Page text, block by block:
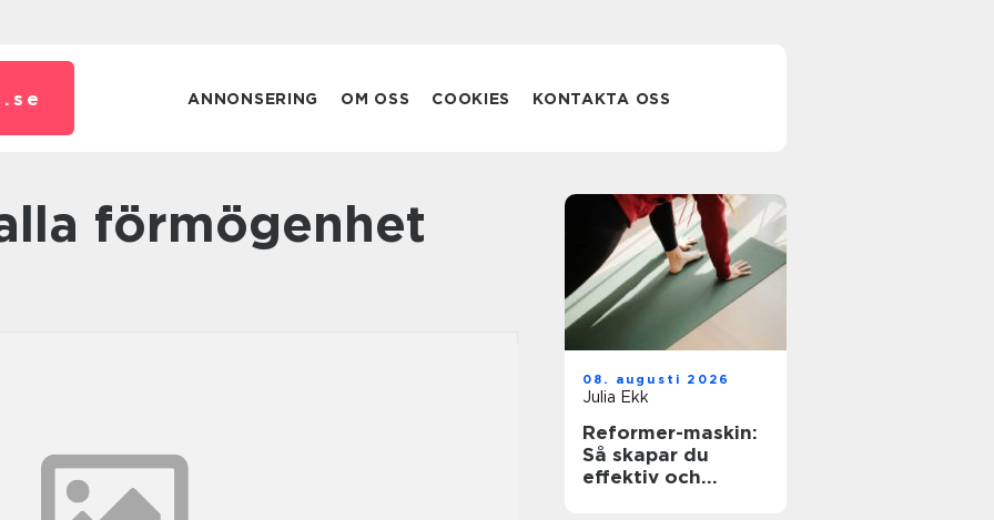
se ANNONSERING OM OSS COOKIES KONTAKTA OSS
förmögenhet
08. augusti 2026
Julia Ekk
Reformer-maskin:
Så skapar du
effektiv och